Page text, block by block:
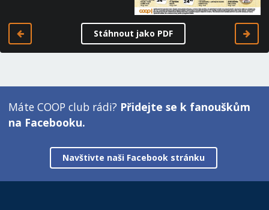
Stáhnout jako PDF
Máte COOP club rádi? Přidejte se k fanouškům
na Facebooku.
Navštivte naši Facebook stránku